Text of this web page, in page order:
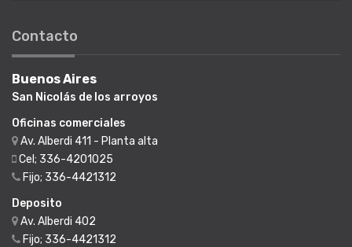
Contacto
Buenos Aires
San Nicolás de los arroyos
Oficinas comerciales
Av. Alberdi 411 - Planta alta
Cel; 336-4201025
Fijo; 336-4421312
Deposito
Av. Alberdi 402
Fijo; 336-4421312